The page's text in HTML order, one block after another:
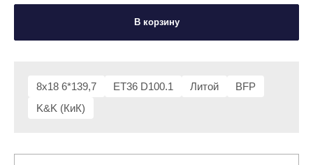
8x18 6*139,7 ET36 D100.1 Литой
BFP
K&K (КиК)
В корзину